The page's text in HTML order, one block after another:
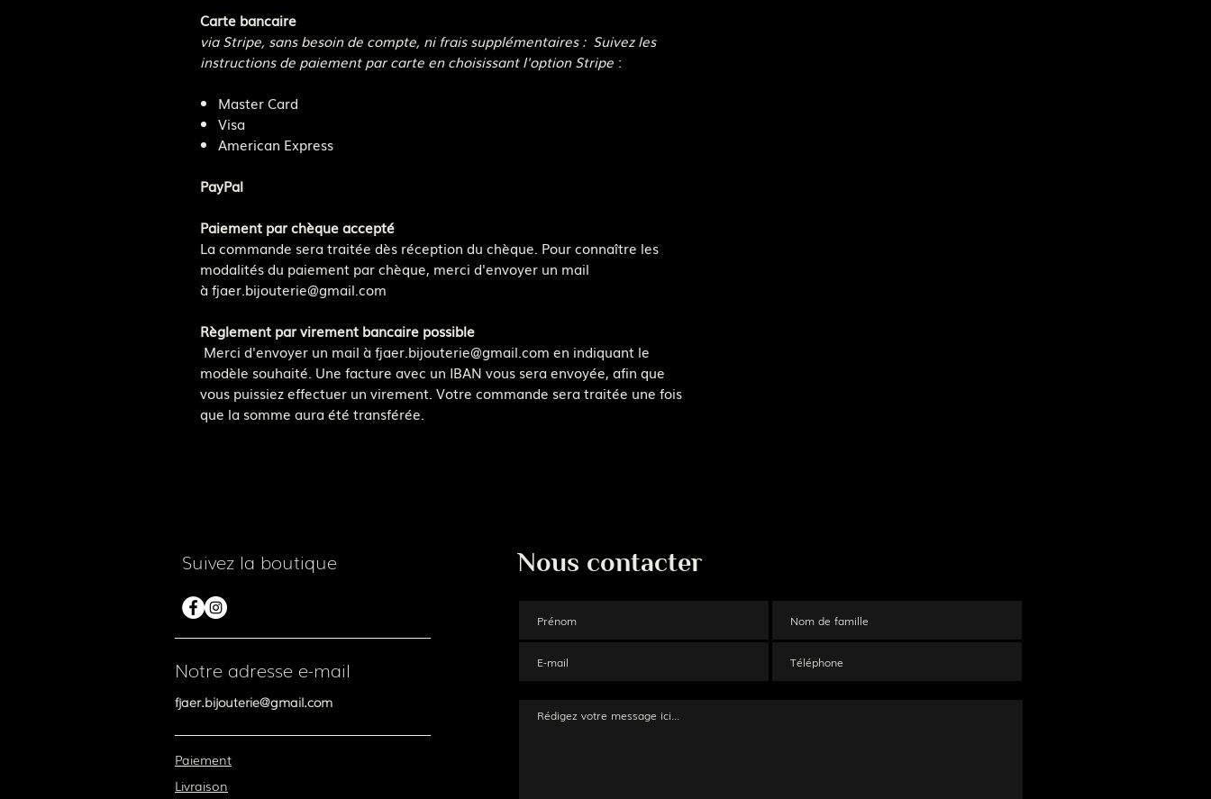
Carte bancaire
via Stripe, sans besoin de compte, ni frais supplémentaires : Suivez les
instructions de paiement par carte en choisissant l'option Stripe :
Master Card
Visa
American Express
PayPal
Paiement par chèque accepté
La commande sera traitée dès réception du chèque. Pour connaître les
modalités du paiement par chèque, merci d'envoyer un mail
à fjaer.bijouterie@gmail.com
Règlement par virement bancaire possible
Merci d'envoyer un mail à fjaer.bijouterie@gmail.com en indiquant le
modèle souhaité. Une facture avec un IBAN vous sera envoyée, afin que
vous puissiez effectuer un virement. Votre commande sera traitée une fois
que la somme aura été transférée.
Suivez la boutique
Notre adresse e-mail
fjaer.bijouterie@gmail.com
Paiement
Livraison
Nous contacter